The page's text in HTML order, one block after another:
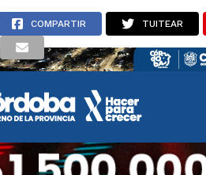
COMPARTIR TUITEAR